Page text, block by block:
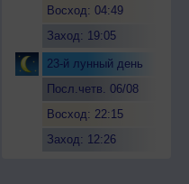
Восход: 04:49
Заход: 19:05
23-й лунный день
Посл.четв. 06/08
Восход: 22:15
Заход: 12:26